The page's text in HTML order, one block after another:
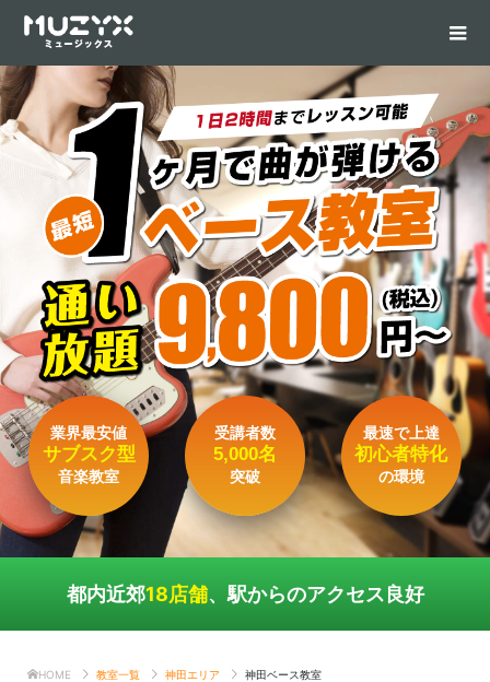
業界最安値
サブスク型
音楽教室
受講者数
5,000名
突破
最速で上達
初心者特化
の環境
都内近郊18店舗、駅からのアクセス良好
HOME 教室一覧 神田エリア 神田ベース教室